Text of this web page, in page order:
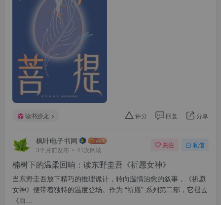
读书沙龙 评分 回复 分享
枫叶电子书网
3个月前发布 41次阅读
关注 私信
楠树下的温柔回响：读东野圭吾《祈愿女神》
当东野圭吾放下精巧的推理诡计，转向温情治愈的叙事，《祈愿
女神》便带着独特的温度登场。作为 “祈愿” 系列第二部，它褪去
《白...